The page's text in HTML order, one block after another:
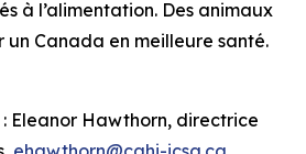
à l’alimentation. Des animaux
un Canada en meilleure santé.
: Eleanor Hawthorn, directrice